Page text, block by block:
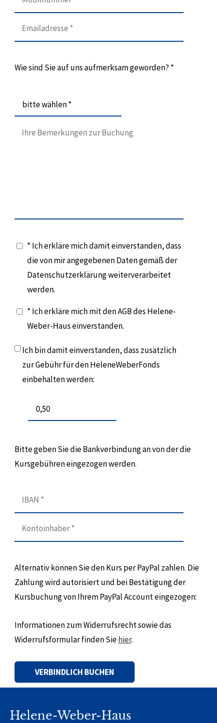
Wie sind Sie auf uns aufmerksam geworden? *
bitte wählen *
* Ich erkläre mich damit einverstanden, dass
die von mir angegebenen Daten gemäß der
Datenschutzerklärung weiterverarbeitet
werden.
* Ich erkläre mich mit den AGB des Helene-
Weber-Haus einverstanden.
Ich bin damit einverstanden, dass zusätzlich
zur Gebühr für den HeleneWeberFonds
einbehalten werden:
Bitte geben Sie die Bankverbindung an von der die
Kursgebühren eingezogen werden.
Alternativ können Sie den Kurs per PayPal zahlen. Die
Zahlung wird autorisiert und bei Bestätigung der
Kursbuchung von Ihrem PayPal Account eingezogen:
Informationen zum Widerrufsrecht sowie das
Widerrufsformular finden Siehier.
Helene-Weber-Haus